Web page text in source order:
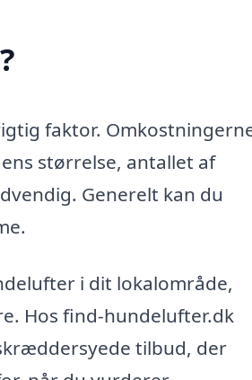
faktor.
størrelse, antallet af
Generelt kan du
i dit lokalområde,
Hos find-hundelufter.dk
tilbud, der